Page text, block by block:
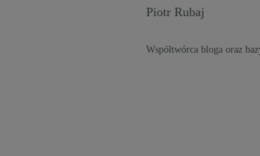
Piotr Rubaj
Współtwórca bloga oraz